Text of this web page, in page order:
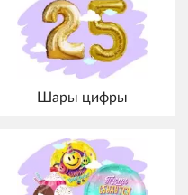
Шары цифры